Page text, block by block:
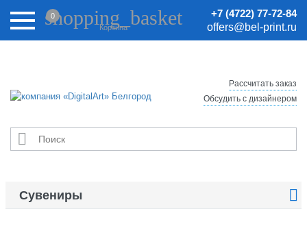
Внимание! Цены на сайте могут быть неактуальными.
Актуальные цены уточняйте у менеджеров.
+7 (4722) 77-72-84
offers@bel-print.ru
shopping_basket
Корзина
0

Рассчитать заказ
Обсудить с дизайнером
Сувениры 